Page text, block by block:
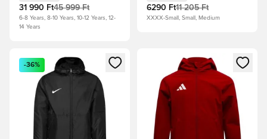
31 990 Ft45 999 Ft
6-8 Years, 8-10 Years, 10-12 Years, 12-
14 Years
6290 Ft11 205 Ft
XXXX-Small, Small, Medium
Megnyit egy modált a bejelentkezéshez vagy a tagként
-36%
Megnyit egy modált a